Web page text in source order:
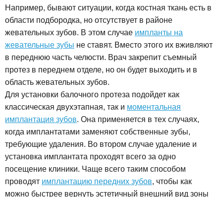
Например, бывают ситуации, когда костная ткань есть в
области подбородка, но отсутствует в районе
жевательных зубов. В этом случае импланты на
жевательные зубы не ставят. Вместо этого их вживляют
в переднюю часть челюсти. Врач закрепит съемный
протез в переднем отделе, но он будет выходить и в
область жевательных зубов.
Для установки балочного протеза подойдет как
классическая двухэтапная, так и моментальная
имплантация зубов. Она применяется в тех случаях,
когда имплантатами заменяют собственные зубы,
требующие удаления. Во втором случае удаление и
установка имплантата проходят всего за одно
посещение клиники. Чаще всего таким способом
проводят имплантацию передних зубов, чтобы как
можно быстрее вернуть эстетичный внешний вид зоны